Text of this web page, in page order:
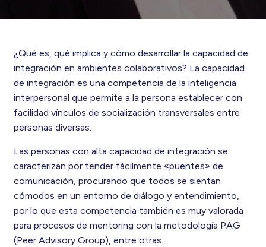
¿Qué es, qué implica y cómo desarrollar la capacidad de
integración en ambientes colaborativos? La capacidad
de integración es una competencia de la inteligencia
interpersonal que permite a la persona establecer con
facilidad vínculos de socialización transversales entre
personas diversas.
Las personas con alta capacidad de integración se
caracterizan por tender fácilmente «puentes» de
comunicación, procurando que todos se sientan
cómodos en un entorno de diálogo y entendimiento,
por lo que esta competencia también es muy valorada
para procesos de mentoring con la metodología PAG
(Peer Advisory Group), entre otras.